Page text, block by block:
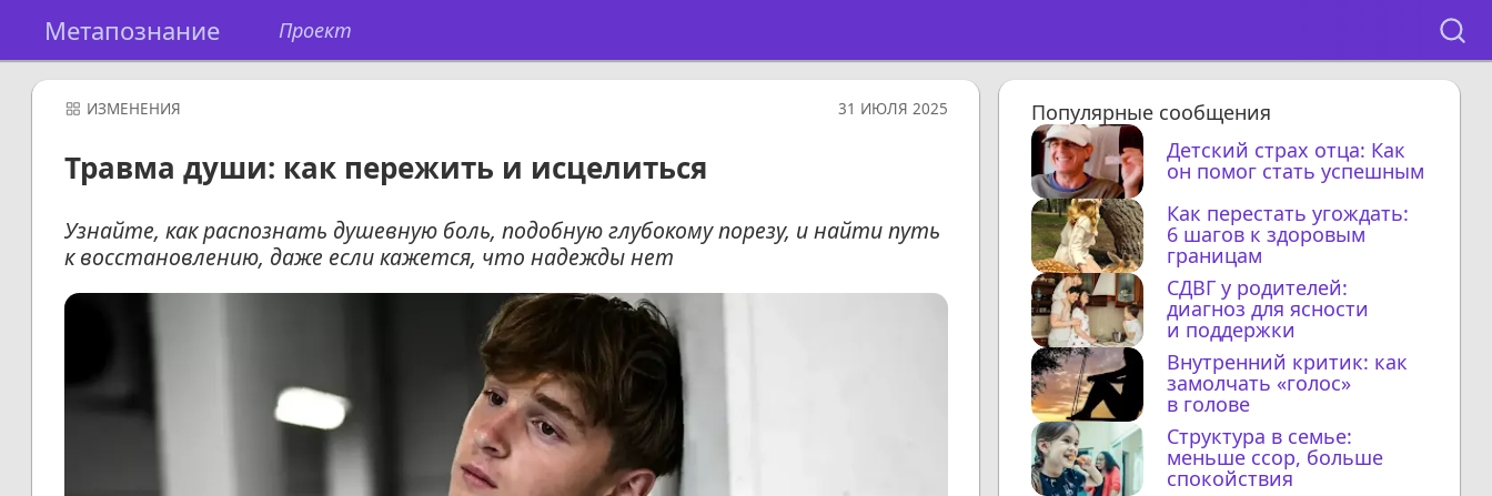
Метапознание Проект
ИЗМЕНЕНИЯ 31 ИЮЛЯ 2025
Травма души: как пережить и исцелиться
Узнайте, как распознать душевную боль, подобную глубокому порезу, и найти путь
к восстановлению, даже если кажется, что надежды нет
Популярные сообщения
Детский страх отца: Как
он помог стать успешным
Как перестать угождать:
6 шагов к здоровым
границам
СДВГ у родителей:
диагноз для ясности
и поддержки
Внутренний критик: как
замолчать «голос»
в голове
Структура в семье:
меньше ссор, больше
спокойствия